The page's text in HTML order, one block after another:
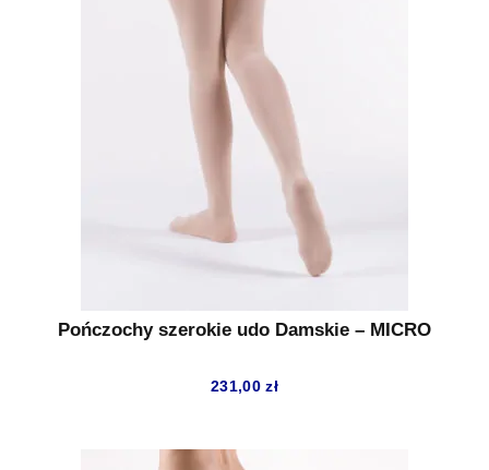
Pończochy szerokie udo Damskie – MICRO
231,00zł